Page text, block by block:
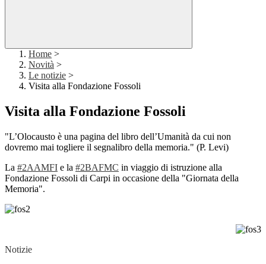
Home >
Novità >
Le notizie >
Visita alla Fondazione Fossoli
Visita alla Fondazione Fossoli
"L’Olocausto è una pagina del libro dell’Umanità da cui non
dovremo mai togliere il segnalibro della memoria." (P. Levi)
La #2AAMFI e la #2BAFMC in viaggio di istruzione alla
Fondazione Fossoli di Carpi in occasione della "Giornata della
Memoria".
Notizie